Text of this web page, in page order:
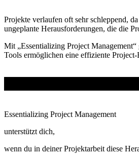
Projekte verlaufen oft sehr schleppend,
ungeplante Herausforderungen, die die
Mit „Essentializing Project
Tools ermöglichen eine effiziente
Essentializing Project Management
unterstützt dich,
wenn du in deiner Projektarbeit diese